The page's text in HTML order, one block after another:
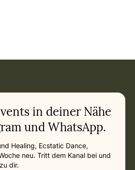
in deiner Nähe
und WhatsApp.
Healing, Ecstatic Dance,
neu. Tritt dem Kanal bei und
dir.